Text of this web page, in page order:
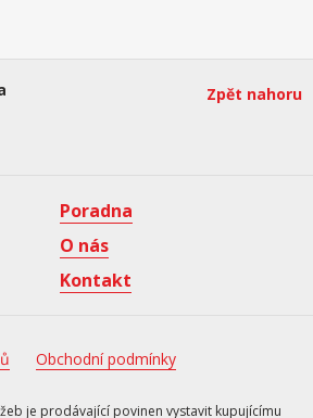
Zpět nahoru
Poradna
O nás
Kontakt
Obchodní podmínky
je prodávající povinen vystavit kupujícímu